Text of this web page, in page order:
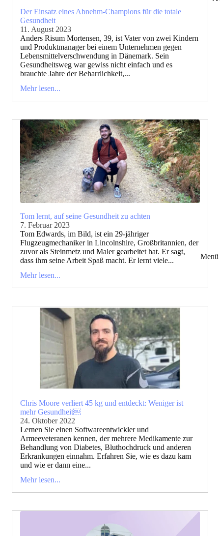
Menü
Der Einsatz eines Abnehm-Champions für die totale
Gesundheit
11. August 2023
Anders Risum Mortensen, 39, ist Vater von zwei Kindern
und Produktmanager bei einem Unternehmen gegen
Lebensmittelverschwendung in Dänemark. Sein
Gesundheitsweg war gewiss nicht einfach und es
brauchte Jahre der Beharrlichkeit,...
Mehr lesen...
Tom lernt, auf seine Gesundheit zu achten
7. Februar 2023
Tom Edwards, im Bild, ist ein 29-jähriger
Flugzeugmechaniker in Lincolnshire, Großbritannien, der
zuvor als Steinmetz und Maler gearbeitet hat. Er sagt,
dass ihm seine Arbeit Spaß macht. Er lernt viele...
Mehr lesen...
Chris Moore verliert 45 kg und entdeckt: Weniger ist
mehr Gesundheit￼
24. Oktober 2022
Lernen Sie einen Softwareentwickler und
Armeeveteranen kennen, der mehrere Medikamente zur
Behandlung von Diabetes, Bluthochdruck und anderen
Erkrankungen einnahm. Erfahren Sie, wie es dazu kam
und wie er dann eine...
Mehr lesen...